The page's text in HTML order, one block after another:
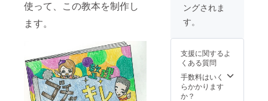
使って、この教本を制作し
ます。
につい
に応じ
れるよ
う準備
中で
す。
プ」
工場見
学と一
緒に開
催させ
ていた
だきま
させて
す。
年4月～
令和5年
3月）
ングされま
す。
支援に関するよ
くある質問
手数料はいく
らかかります
か？